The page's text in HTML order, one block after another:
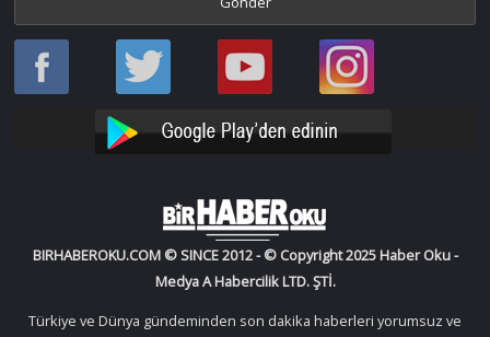
Haber
Oku
Haber
Oku
Bir
Haber
YouTube
Bir
Haber
Instagram
BIRHABEROKU.COM © SINCE 2012 - © Copyright 2025 Haber Oku -
Medya A Habercilik LTD. ŞTİ.
Türkiye ve Dünya gündeminden son dakika haberleri yorumsuz ve